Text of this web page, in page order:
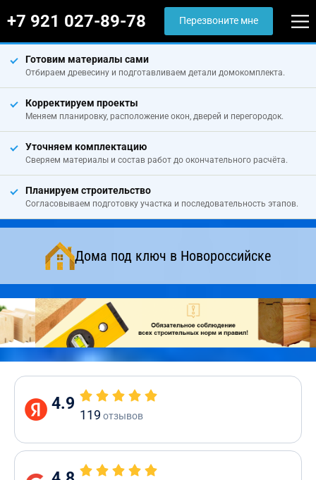
+7 921 027-89-78 Перезвоните мне
Готовим материалы сами
Отбираем древесину и подготавливаем детали домокомплекта.
Корректируем проекты
Меняем планировку, расположение окон, дверей и перегородок.
Уточняем комплектацию
Сверяем материалы и состав работ до окончательного расчёта.
Планируем строительство
Согласовываем подготовку участка и последовательность этапов.
Дома под ключ в Новороссийске
4.9
119 отзывов